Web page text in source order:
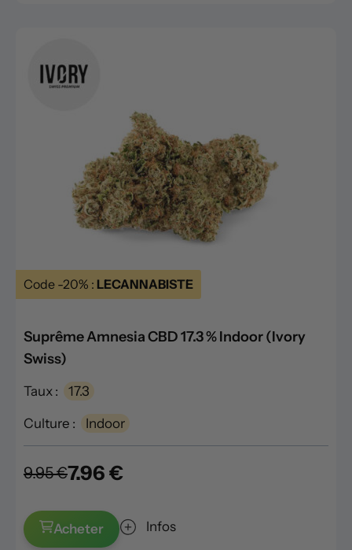
Code -20% : LECANNABISTE
Suprême Amnesia CBD 17.3 % Indoor (Ivory
Swiss)
Taux : 17.3
Culture : Indoor
9.95 €7.96 €
Acheter Infos